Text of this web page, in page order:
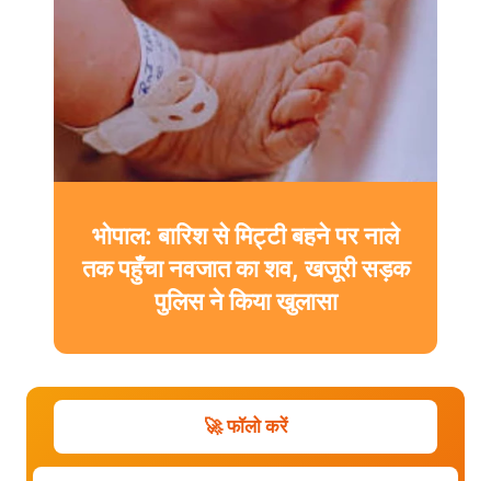
भोपाल: बारिश से मिट्टी बहने पर नाले
तक पहुँचा नवजात का शव, खजूरी सड़क
पुलिस ने किया खुलासा
🚀 फॉलो करें